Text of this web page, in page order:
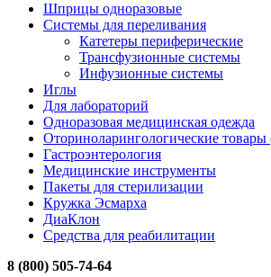
Шприцы одноразовые
Системы для переливания
Катетеры периферические
Трансфузионные системы
Инфузионные системы
Иглы
Для лабораторий
Одноразовая медицинская одежда
Оториноларингологические
Гастроэнтерология
Медицинские инструменты
Пакеты для стерилизации
Кружка Эсмарха
ДиаКлон
Средства для реабилитации
8 (800) 505-74-64